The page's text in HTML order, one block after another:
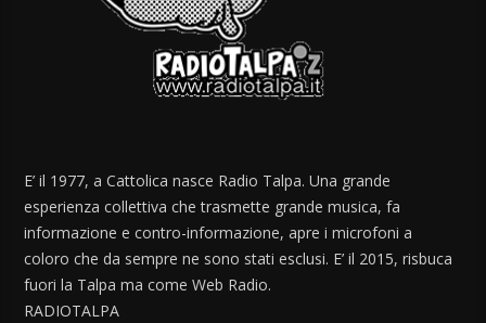
E’ il 1977, a Cattolica nasce Radio Talpa. Una grande
esperienza collettiva che trasmette grande musica, fa
informazione e contro-informazione, apre i microfoni a
coloro che da sempre ne sono stati esclusi. E’ il 2015, risbuca
fuori la Talpa ma come Web Radio.
RADIOTALPA